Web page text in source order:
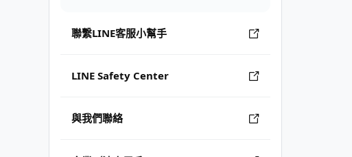
聯繫LINE客服小幫手
LINE Safety Center
與我們聯絡